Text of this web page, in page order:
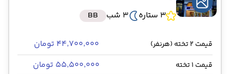
3 ستاره
3 شب BB
قیمت 2 تخته (هرنفر) ۴۴٬۷۰۰٬۰۰۰ تومان
قیمت 1 تخته ۵۵٬۵۰۰٬۰۰۰ تومان